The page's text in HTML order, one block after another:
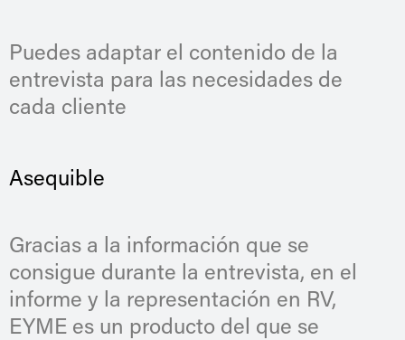
Puedes adaptar el contenido de la
entrevista para las necesidades de
cada cliente
Asequible
Gracias a la información que se
consigue durante la entrevista, en el
informe y la representación en RV,
EYME es un producto del que se